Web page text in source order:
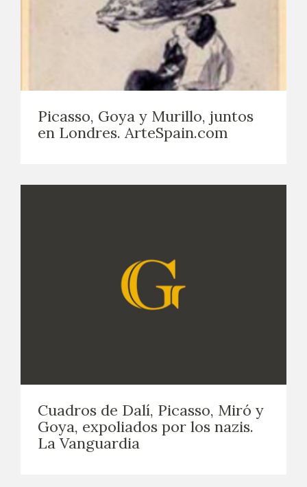
Picasso, Goya y Murillo, juntos
en Londres. ArteSpain.com
Cuadros de Dalí, Picasso, Miró y
Goya, expoliados por los nazis.
La Vanguardia